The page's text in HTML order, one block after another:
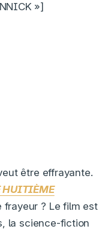
»]
être effrayante.
HUITIÈME
? Le film est
la science-fiction